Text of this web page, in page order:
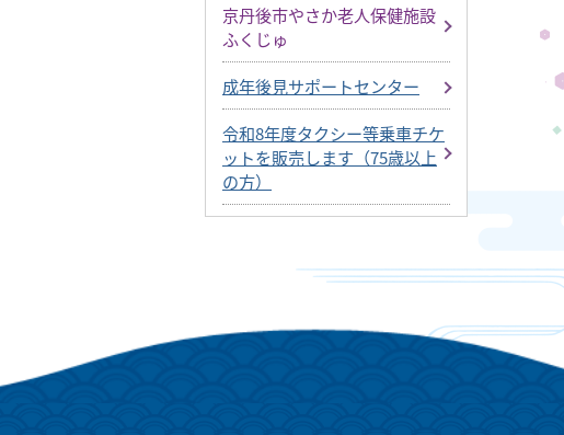
京丹後市やさか老人保健施設
ふくじゅ
成年後見サポートセンター
令和8年度タクシー等乗車チケ
ットを販売します（75歳以上
の方）